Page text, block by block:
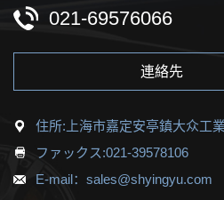
021-69576066
連絡先
住所:上海市嘉定安亭鎮大众工
ファックス:021-39578106
E-mail：sales@shyingyu.com